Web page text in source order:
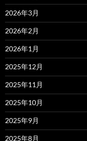
2026年3月
2026年2月
2026年1月
2025年12月
2025年11月
2025年10月
2025年9月
2025年8月